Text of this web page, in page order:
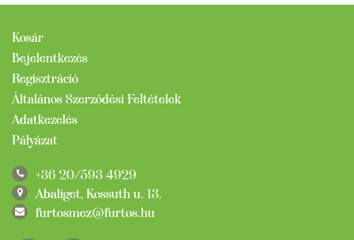
Kosár
Bejelentkezés
Regisztráció
Általános Szerződési Feltételek
Adatkezelés
Pályázat
+36 20/593 4929
Abaliget, Kossuth u. 13.
furtosmez@furtos.hu